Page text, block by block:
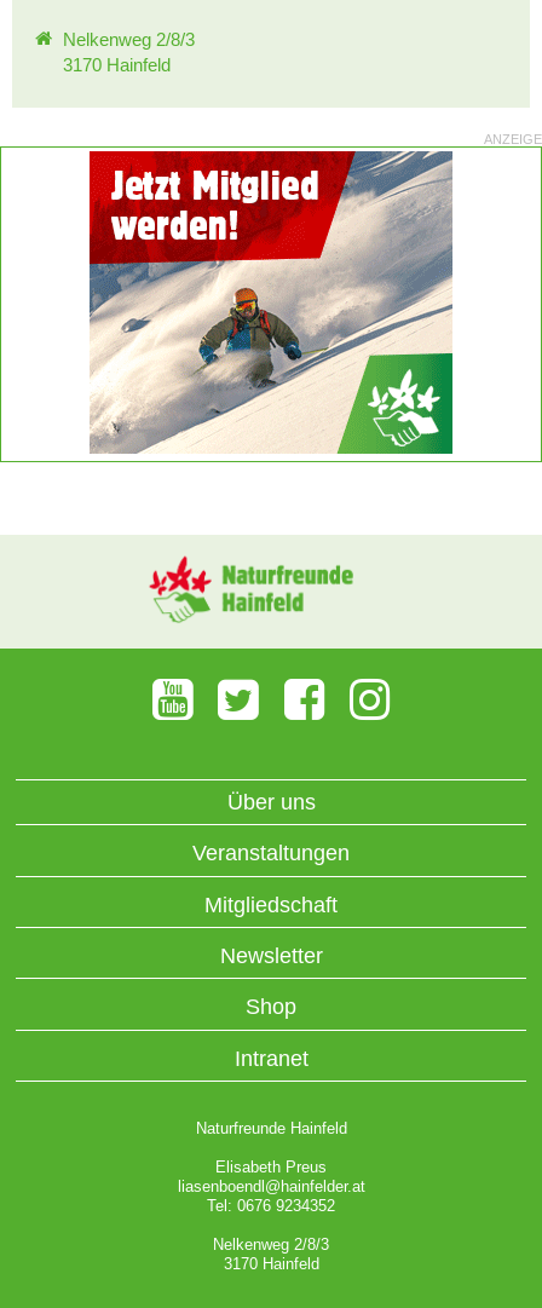
Nelkenweg 2/8/3
3170 Hainfeld
ANZEIGE
Über uns
Veranstaltungen
Mitgliedschaft
Newsletter
Shop
Intranet
Naturfreunde Hainfeld
Elisabeth Preus
liasenboendl@hainfelder.at
Tel: 0676 9234352
Nelkenweg 2/8/3
3170 Hainfeld